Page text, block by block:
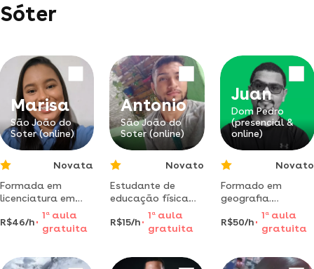
Sóter
Marisa
São João do
Soter (online)
Novata
Formada em
licenciatura em
matemática pela
universidade
estadual do
trabalho com
R$46/h
1 aaula
gratuita
Antonio
São João do
Soter (online)
Novato
Estudante de
educação física
bacharelado- foi
aula em academia
e sou otimo em
R$15/h
1 a aula
gratuita
Juan
Dom Pedro
(presencial &
online)
Novato
Formado em
geografia.
especialização em
robótica e
gamificacão na
aprender?
R$50/h
1 aaula
gratuita